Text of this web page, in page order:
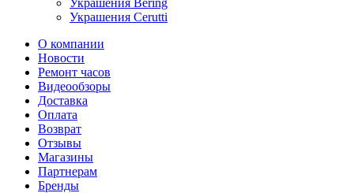
Украшения Bering
Украшения Cerutti
О компании
Новости
Ремонт часов
Видеообзоры
Доставка
Оплата
Возврат
Отзывы
Магазины
Партнерам
Бренды